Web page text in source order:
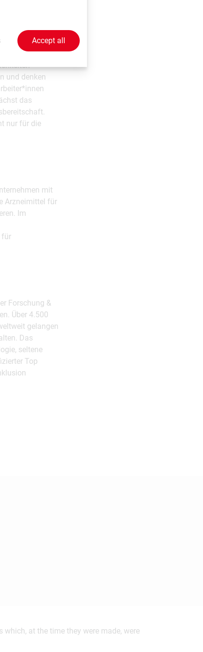
Stärken und
und denken
das
nur für die
mit
Arzneimittel für
Im
für
Forschung &
Über 4.500
gelangen
Das
seltene
Top
at the time they were made, were
Accept all